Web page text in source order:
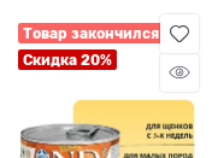
Товар закончился
Скидка 20%